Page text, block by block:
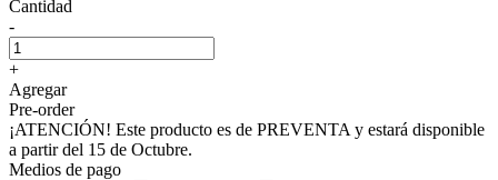
Cantidad
-
+
Agregar
Pre-order
¡ATENCIÓN! Este producto es de PREVENTA y estará disponible
a partir del 15 de Octubre.
Medios de pago